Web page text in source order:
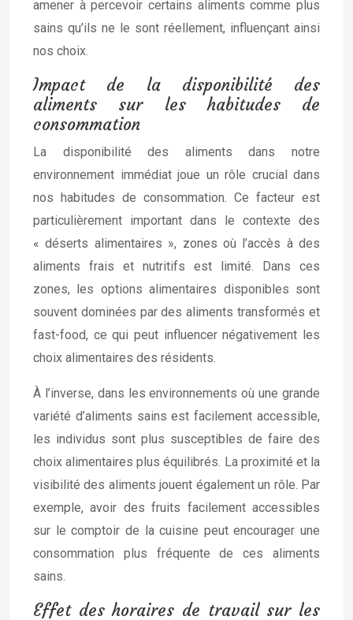
amener à percevoir certains aliments comme plus
sains qu’ils ne le sont réellement, influençant ainsi
nos choix.
Impact de la disponibilité des
aliments sur les habitudes de
consommation
La disponibilité des aliments dans notre
environnement immédiat joue un rôle crucial dans
nos habitudes de consommation. Ce facteur est
particulièrement important dans le contexte des
« déserts alimentaires », zones où l’accès à des
aliments frais et nutritifs est limité. Dans ces
zones, les options alimentaires disponibles sont
souvent dominées par des aliments transformés et
fast-food, ce qui peut influencer négativement les
choix alimentaires des résidents.
À l’inverse, dans les environnements où une grande
variété d’aliments sains est facilement accessible,
les individus sont plus susceptibles de faire des
choix alimentaires plus équilibrés. La proximité et la
visibilité des aliments jouent également un rôle. Par
exemple, avoir des fruits facilement accessibles
sur le comptoir de la cuisine peut encourager une
consommation plus fréquente de ces aliments
sains.
Effet des horaires de travail sur les